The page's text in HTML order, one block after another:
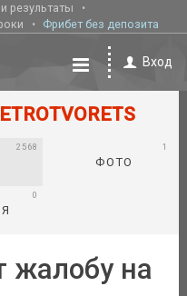
результаты
Фрибет без депозита
Вход
2568
ФОТО
1
0
жалобу на